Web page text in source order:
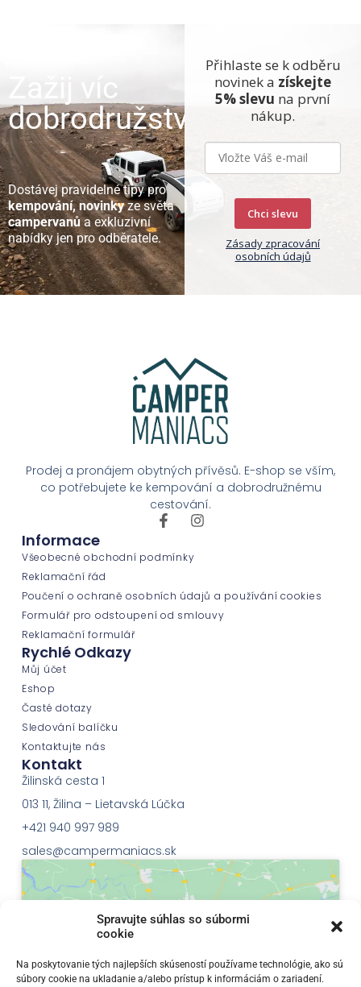
Spravujte súhlas so súbormi
cookie
Na poskytovanie tých najlepších skúseností používame technológie, ako sú
súbory cookie na ukladanie a/alebo prístup k informáciám o zariadení.
Zažij víc
dobrodružství
Dostávej pravidelné tipy pro
kempování, novinkyze světa
campervanůa exkluzivní
nabídky jen pro odběratele.
Přihlaste se k odběru
novinek a získejte
5% slevu na první
nákup.
Chci slevu
Zásady zpracování
osobních údajů
Prodej a pronájem obytných přívěsů. E-shop se vším,
co potřebujete ke kempování a dobrodružnému
cestování.
Informace
Všeobecné obchodní podmínky
Reklamační řád
Poučení o ochraně osobních údajů a používání cookies
Formulář pro odstoupení od smlouvy
Reklamační formulář
Rychlé Odkazy
Můj účet
Eshop
Časté dotazy
Sledování balíčku
Kontaktujte nás
Kontakt
Žilinská cesta 1
013 11, Žilina – Lietavská Lúčka
+421 940 997 989
sales@campermaniacs.sk
Klepnutím přijměte marketingové soubory
cookie a povolte tento obsah